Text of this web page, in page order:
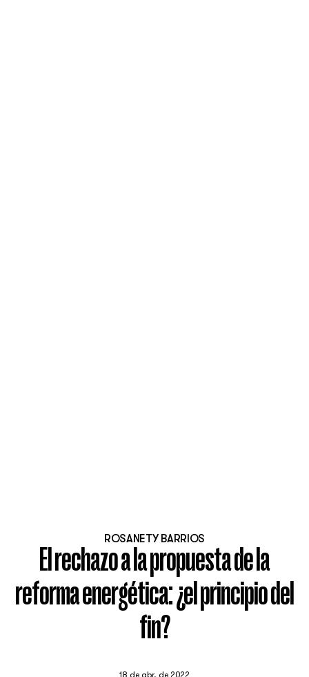
ROSANETY BARRIOS
El rechazo a la propuesta de la
reforma energética: ¿el principio del
fin?